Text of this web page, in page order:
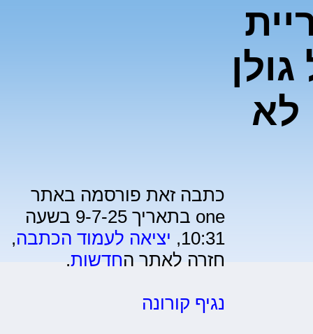
לא
כתבה זאת פורסמה באתר
one בתאריך 9-7-25 בשעה
10:31, יציאה לעמוד הכתבה,
חזרה לאתר החדשות.
נגיף קורונה